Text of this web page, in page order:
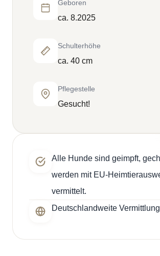
Geboren
ca. 8.2025
Schulterhöhe
ca. 40 cm
Pflegestelle
Gesucht!
Alle Hunde sind geimpft,
werden mit EU-
vermittelt.
Deutschlandweite Vermittlung